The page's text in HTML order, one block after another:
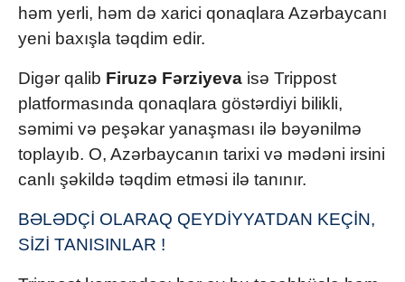
həm yerli, həm də xarici qonaqlara Azərbaycanı
yeni baxışla təqdim edir.
Digər qalib Firuzə Fərziyeva isə Trippost
platformasında qonaqlara göstərdiyi bilikli,
səmimi və peşəkar yanaşması ilə bəyənilmə
toplayıb. O, Azərbaycanın tarixi və mədəni irsini
canlı şəkildə təqdim etməsi ilə tanınır.
BƏLƏDÇİ OLARAQ QEYDİYYATDAN KEÇİN,
SİZİ TANISINLAR !